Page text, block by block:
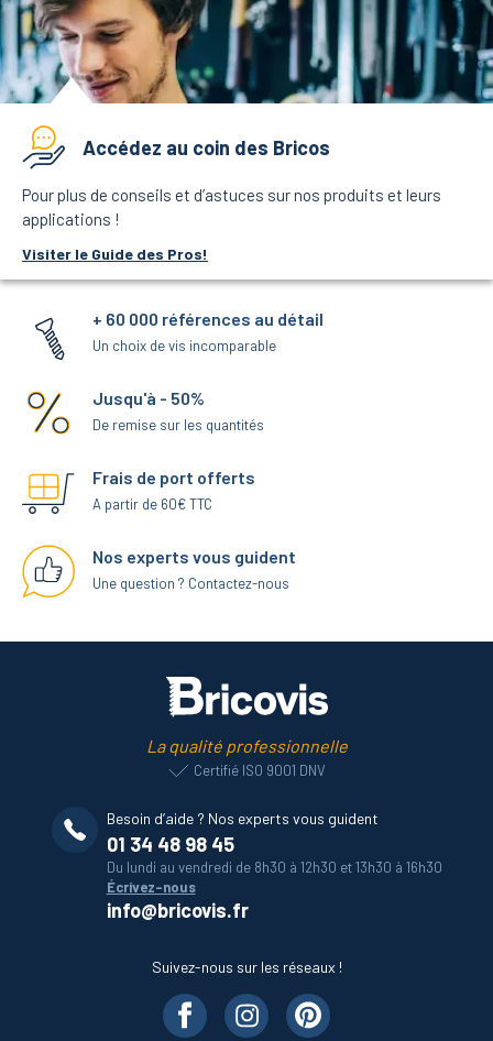
Accédez au coin des Bricos
Pour plus de conseils et d’astuces sur nos produits et leurs
applications !
Visiter le Guide des Pros!
+ 60 000 références au détail
Un choix de vis incomparable
Jusqu'à - 50%
De remise sur les quantités
Frais de port offerts
A partir de 60€ TTC
Nos experts vous guident
Une question ? Contactez-nous
La qualité professionnelle
Certifié ISO 9001 DNV
Besoin d’aide ? Nos experts vous guident
01 34 48 98 45
Du lundi au vendredi de 8h30 à 12h30 et 13h30 à 16h30
Écrivez-nous
info@bricovis.fr
Suivez-nous sur les réseaux !